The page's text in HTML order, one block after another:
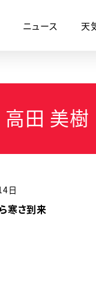
ニュース 天
高田 美
日
寒さ到来